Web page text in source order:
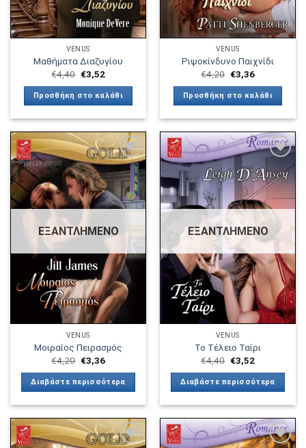
VENUS
Μαθήματα Διαζυγίου
€4,40 €3,52
Προσθήκη στο καλάθι
VENUS
Ριψοκίνδυνο Παιχνίδι
€4,20 €3,36
Προσθήκη στο καλάθι
Πρόσθήκη
στην λίστα
επιθυμιών
ΕΞΑΝΤΛΗΜΈΝΟ
VENUS
Μοιραίος Πειρασμός
€4,20 €3,36
Διαβάστε περισσότερα
Πρόσθήκη
στην λίστα
επιθυμιών
ΕΞΑΝΤΛΗΜΈΝΟ
VENUS
Το Τέλειο Ταίρι
€4,40 €3,52
Διαβάστε περισσότερα